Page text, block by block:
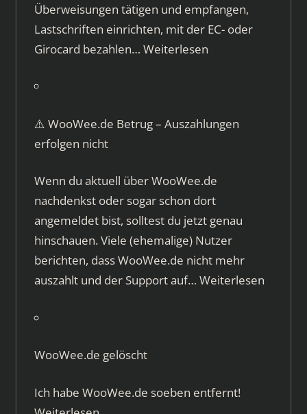
Überweisungen tätigen und empfangen,
Lastschriften einrichten, mit der EC- oder
Girocard bezahlen… Weiterlesen
⚠️ WooWee.de Betrug – Auszahlungen
erfolgen nicht
Wenn du aktuell über WooWee.de
nachdenkst oder sogar schon dort
angemeldet bist, solltest du jetzt genau
hinschauen. Viele (ehemalige) Nutzer
berichten, dass WooWee.de nicht mehr
auszahlt und der Support auf… Weiterlesen
WooWee.de gelöscht
Ich habe WooWee.de soeben entfernt!